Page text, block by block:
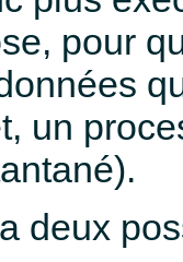
pour
un
deux